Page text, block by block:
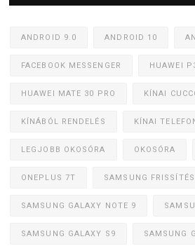
ANDROID 9.0 ANDROID 10
FACEBOOK MESSENGER HUAWEI
HUAWEI MATE 30 PRO KÍNAI
KÍNÁBÓL RENDELÉS KÍNAI
LEGJOBB OKOSÓRA OKOSÓRA
ONEPLUS 7T SAMSUNG FRISSÍTÉS
SAMSUNG GALAXY NOTE 9
SAMSUNG GALAXY S9 SAMSUNG